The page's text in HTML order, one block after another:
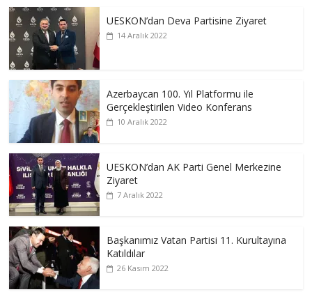
UESKON’dan Deva Partisine Ziyaret
14 Aralık 2022
Azerbaycan 100. Yıl Platformu ile
Gerçekleştirilen Video Konferans
10 Aralık 2022
UESKON’dan AK Parti Genel Merkezine
Ziyaret
7 Aralık 2022
Başkanımız Vatan Partisi 11. Kurultayına
Katıldılar
26 Kasım 2022